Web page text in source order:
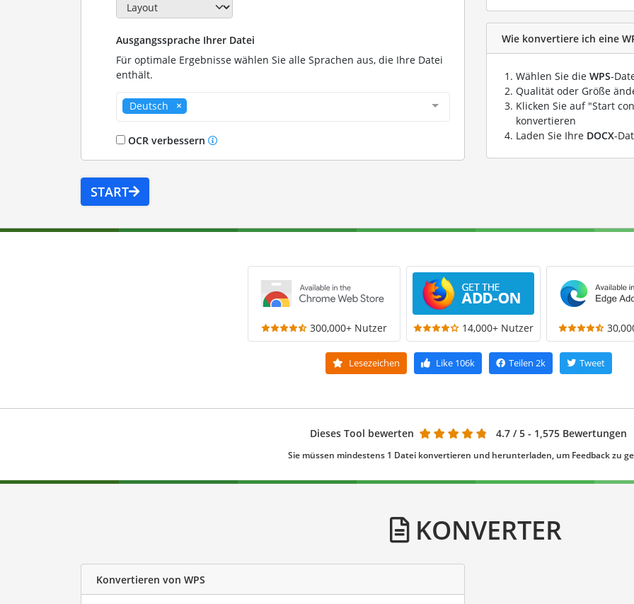
Ausgangssprache Ihrer Datei
Für optimale Ergebnisse wählen Sie alle Sprachen aus, die Ihre Datei
enthält.
Deutsch
OCR verbessern
START
Wie konvertiere ich eine
Wählen Sie die WPS-
Qualität oder Größe
Klicken Sie auf "Start
konvertieren
Laden Sie Ihre DOCX-
300,000+ Nutzer 14,000+ Nutzer
Lesezeichen Like106k Teilen 2k Tweet
Dieses Tool bewerten 4.7 / 5 - 1,575 Bewertungen
Sie müssen mindestens 1 Datei konvertieren und herunterladen, um Feedback zu
KONVERTER
Konvertieren von WPS